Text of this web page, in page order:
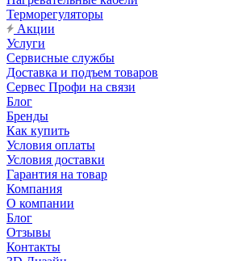
Терморегуляторы
Акции
Услуги
Сервисные службы
Доставка и подъем товаров
Сервес Профи на связи
Блог
Бренды
Как купить
Условия оплаты
Условия доставки
Гарантия на товар
Компания
О компании
Блог
Отзывы
Контакты